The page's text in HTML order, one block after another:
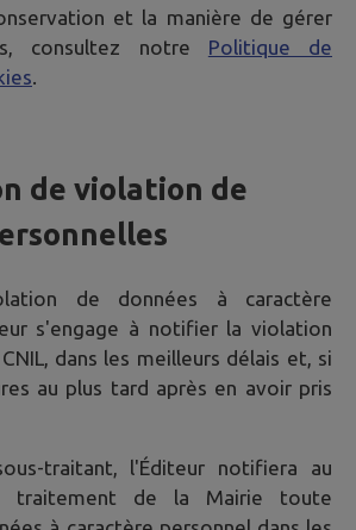
et la manière de gérer
consultez notre
Politique de
.
de violation de
de données à caractère
s'engage à notifier la violation
dans les meilleurs délais et, si
au plus tard après en avoir pris
traitant, l'Éditeur notifiera au
traitement de la Mairie toute